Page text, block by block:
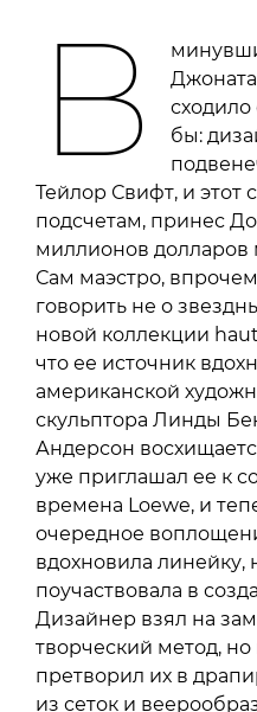
В
бы:
Тейлор Свифт, и этот
подсчетам, принес
миллионов долларов
Сам маэстро,
говорить не о
новой коллекции
что ее источник
американской
скульптора Линды
Андерсон
уже приглашал ее к
времена Loewe, и
очередное
вдохновила линейку,
поучаствовала в
Дизайнер взял на
творческий метод,
претворил их в
из сеток и